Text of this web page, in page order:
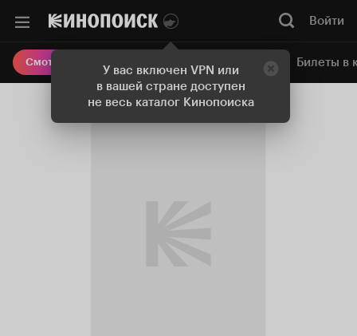
У вас включен VPN или
в вашей стране доступен
не весь каталог Кинопоиска
Войти
Смотреть кино Онлайн-кинотеатр Билеты в